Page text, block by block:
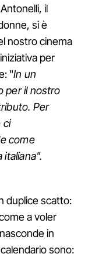
il
si è
nostro cinema
per
"In un
per il nostro
Per
ci
come
duplice scatto:
a voler
in
sono: